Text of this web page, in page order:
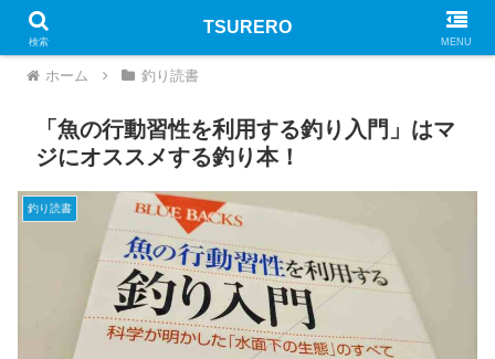
PR
ホーム 釣り読書
「魚の行動習性を利用する釣り入門」はマ
ジにオススメする釣り本！
釣り読書
検索
TSURERO
MENU